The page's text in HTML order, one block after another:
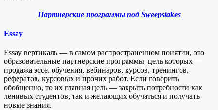
Партнерские программы под Sweepstakes
Essay
Essay вертикаль — в самом распространенном понятии, это
образовательные партнерские программы, цель которых —
продажа эссе, обучения, вебинаров, курсов, тренингов,
рефератов, курсовых и прочих работ. Если говорить
обобщенно, то их главная цель — закрыть потребности как
ленивых студентов, так и желающих обучаться и получать
новые знания.